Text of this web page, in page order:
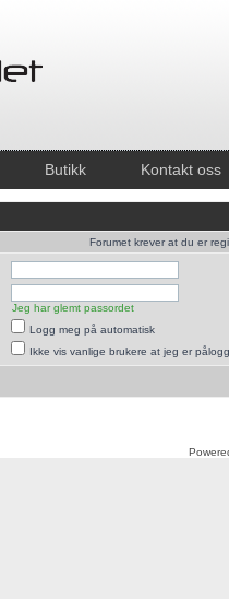
Butikk Kontakt oss
Forumet krever at du er
Jeg har glemt passordet
Logg meg på automatisk
Ikke vis vanlige brukere at jeg er